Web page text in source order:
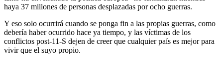
haya 37 millones de personas desplazadas por ocho guerras.
Y eso solo ocurrirá cuando se ponga fin a las propias guerras, como
debería haber ocurrido hace ya tiempo, y las víctimas de los
conflictos post-11-S dejen de creer que cualquier país es mejor para
vivir que el suyo propio.